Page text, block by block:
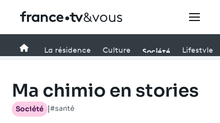
Festivals
Creators
Accueil
La résidence Culture Société Lifestyle
Ma chimio en stories
Société #santé